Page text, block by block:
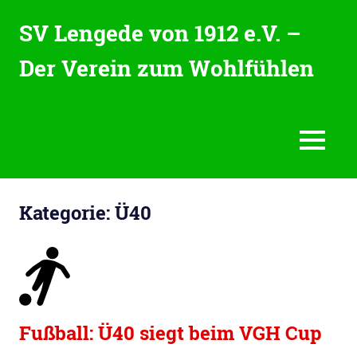
InhaltSV Lengede von 1912 e.V. –
Der Verein zum Wohlfühlen
MENU
Kategorie:Ü40
Fußball: Ü40 siegt beim VGH Cup